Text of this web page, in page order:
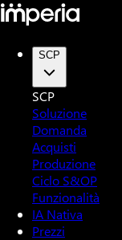
SCP
SCP
Soluzione
Domanda
Acquisti
Produzione
Ciclo S&OP
Funzionalità
IA Nativa
Prezzi